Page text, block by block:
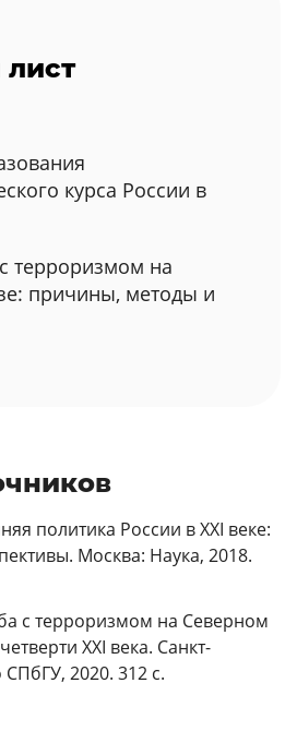
курса России в
терроризмом на
причины, методы и
политика России в XXI веке:
Москва: Наука, 2018.
с терроризмом на Северном
XXI века. Санкт-
2020. 312 с.